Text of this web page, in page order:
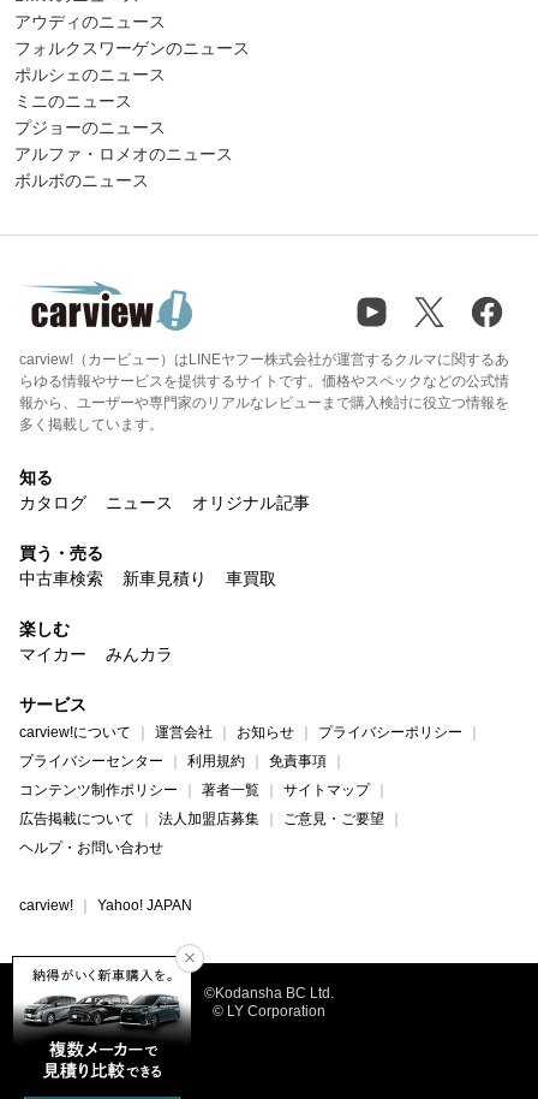
アウディのニュース
フォルクスワーゲンのニュース
ポルシェのニュース
ミニのニュース
プジョーのニュース
アルファ・ロメオのニュース
ボルボのニュース
carview!（カービュー）はLINEヤフー株式会社が運営するクルマに関するあ
らゆる情報やサービスを提供するサイトです。価格やスペックなどの公式情
報から、ユーザーや専門家のリアルなレビューまで購入検討に役立つ情報を
多く掲載しています。
知る
カタログ
ニュース オリジナル記事
買う・売る
中古車検索
新車見積り 車買取
楽しむ
マイカー
みんカラ
サービス
carview!について 運営会社 お知らせ
プライバシーポリシー
プライバシーセンター
利用規約
免責事項
コンテンツ制作ポリシー
著者一覧
サイトマップ
広告掲載について
法人加盟店募集
ご意見・ご要望
ヘルプ・お問い合わせ
carview! Yahoo! JAPAN
©Kodansha BC Ltd.
© LY Corporation